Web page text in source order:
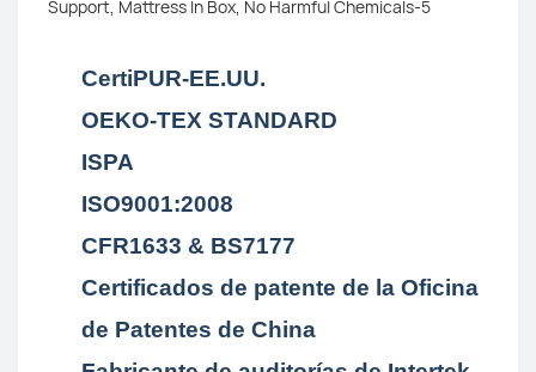
CertiPUR-EE.UU.
OEKO-TEX STANDARD
ISPA
ISO9001:2008
CFR1633 & BS7177
Certificados de patente de la Oficina
de Patentes de China